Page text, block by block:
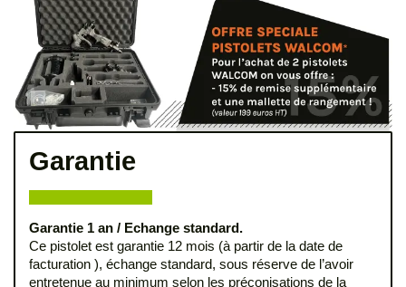
Garantie
Garantie 1 an / Echange standard.
Ce pistolet est garantie 12 mois (à partir de la date de
facturation ), échange standard, sous réserve de l’avoir
entretenue au minimum selon les préconisations de la